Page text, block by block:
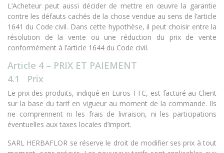
L’Acheteur peut aussi décider de mettre en œuvre la garantie
contre les défauts cachés de la chose vendue au sens de l’article
1641 du Code civil. Dans cette hypothèse, il peut choisir entre la
résolution de la vente ou une réduction du prix de vente
conformément à l’article 1644 du Code civil.
Article 4 – PRIX ET PAIEMENT
4.1 Prix
Le prix des produits, indiqué en Euros TTC, est facturé au Client
sur la base du tarif en vigueur au moment de la commande. Ils
ne comprennent ni les frais de livraison, ni les participations
éventuelles aux taxes locales d’import.
SARL HERBAFLOR se réserve le droit de modifier ses prix à tout